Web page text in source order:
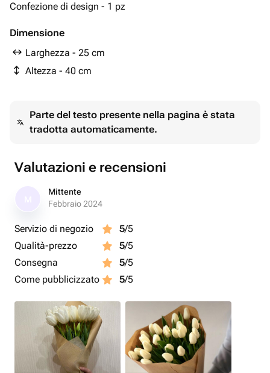
Confezione di design - 1 pz
Dimensione
Larghezza - 25 cm
Altezza - 40 cm
Parte del testo presente nella pagina è stata
tradotta automaticamente.
Valutazioni e recensioni
Mittente
Febbraio 2024
Servizio di negozio 5/5
Qualità-prezzo
5/5
Consegna
5/5
Come pubblicizzato
5/5